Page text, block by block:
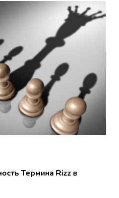
Термина Rizz в